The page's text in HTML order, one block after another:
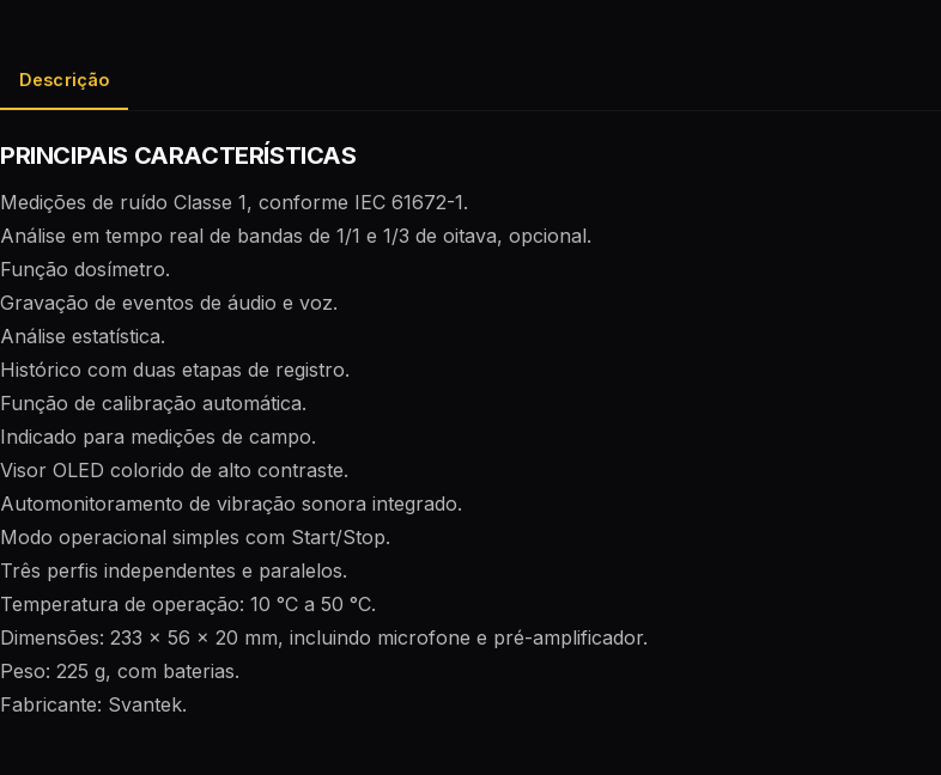
Descrição
PRINCIPAIS CARACTERÍSTICAS
Medições de ruído Classe 1, conforme IEC 61672-1.
Análise em tempo real de bandas de 1/1 e 1/3 de oitava, opcional.
Função dosímetro.
Gravação de eventos de áudio e voz.
Análise estatística.
Histórico com duas etapas de registro.
Função de calibração automática.
Indicado para medições de campo.
Visor OLED colorido de alto contraste.
Automonitoramento de vibração sonora integrado.
Modo operacional simples com Start/Stop.
Três perfis independentes e paralelos.
Temperatura de operação: 10 °C a 50 °C.
Dimensões: 233 x 56 x 20 mm, incluindo microfone e pré-amplificador.
Peso: 225 g, com baterias.
Fabricante: Svantek.